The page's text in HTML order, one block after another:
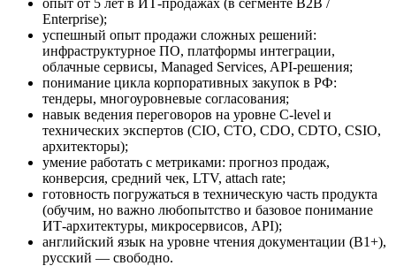
Enterprise);
успешный опыт продажи сложных решений:
инфраструктурное ПО, платформы интеграции,
облачные сервисы, Managed Services, API-решения;
понимание цикла корпоративных закупок в РФ:
тендеры, многоуровневые согласования;
навык ведения переговоров на уровне C-level и
технических экспертов (CIO, CTO, CDO, CDTO, CSIO,
архитекторы);
умение работать с метриками: прогноз продаж,
конверсия, средний чек, LTV, attach rate;
готовность погружаться в техническую часть продукта
(обучим, но важно любопытство и базовое понимание
ИТ-архитектуры, микросервисов, API);
английский язык на уровне чтения документации (B1+),
русский — свободно.